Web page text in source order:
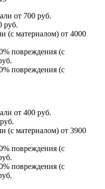
от 700 руб.
руб.
(с материалом) от 4000
повреждения (с
повреждения (с
от 400 руб.
(с материалом) от 3900
повреждения (с
повреждения (с